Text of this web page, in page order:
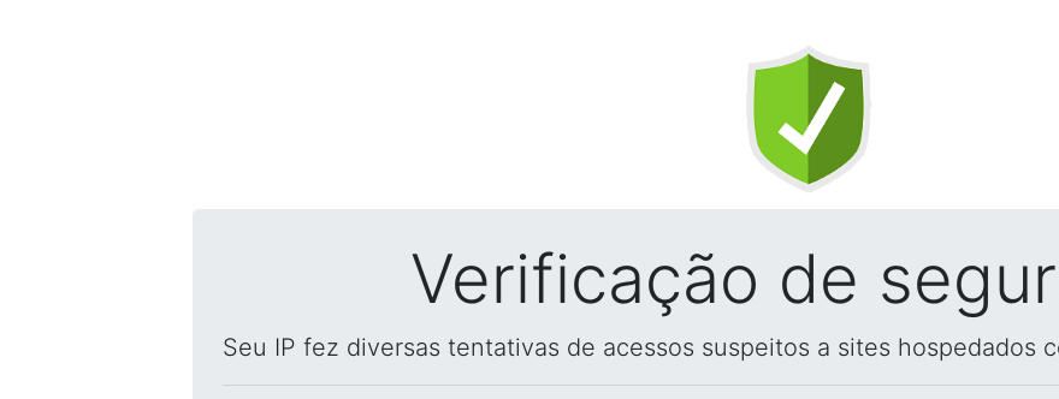
Verificação de
Seu IP fez diversas tentativas de acessos suspeitos a sites hospedados